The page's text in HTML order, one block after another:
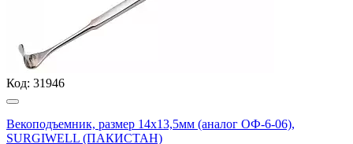
Код: 31946
Векоподъемник, размер 14х13,5мм (аналог ОФ-6-06),
SURGIWELL (ПАКИСТАН)